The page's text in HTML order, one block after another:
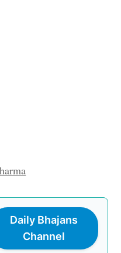
Daily Bhajans
Channel